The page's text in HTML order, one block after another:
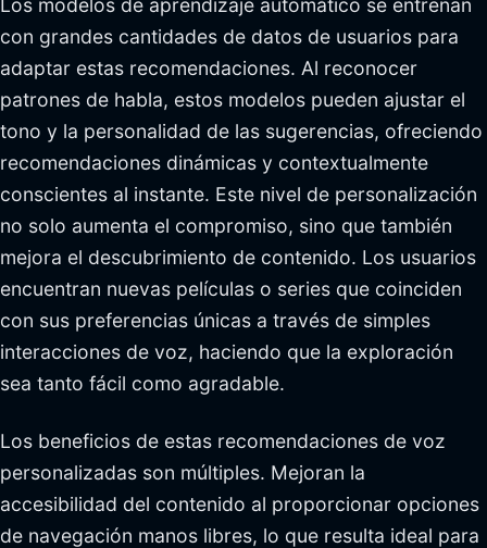
Los modelos de aprendizaje automático se entrenan
con grandes cantidades de datos de usuarios para
adaptar estas recomendaciones. Al reconocer
patrones de habla, estos modelos pueden ajustar el
tono y la personalidad de las sugerencias, ofreciendo
recomendaciones dinámicas y contextualmente
conscientes al instante. Este nivel de personalización
no solo aumenta el compromiso, sino que también
mejora el descubrimiento de contenido. Los usuarios
encuentran nuevas películas o series que coinciden
con sus preferencias únicas a través de simples
interacciones de voz, haciendo que la exploración
sea tanto fácil como agradable.
Los beneficios de estas recomendaciones de voz
personalizadas son múltiples. Mejoran la
accesibilidad del contenido al proporcionar opciones
de navegación manos libres, lo que resulta ideal para